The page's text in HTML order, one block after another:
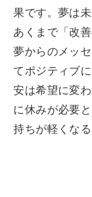
果です。夢は
あくまで「改
夢からのメッ
てポジティブ
安は希望に変
に休みが必要
持ちが軽くなる